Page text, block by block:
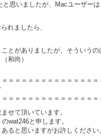
思いましたが、Macユーザーは
れましたら、
とがありましたが、そういうの
和尚）
＝＝＝＝＝＝＝＝＝＝＝＝＝＝
＝＝＝＝＝＝＝＝＝＝＝＝＝＝
て頂いています。
wat246と申します。
ると思いますがお許しください